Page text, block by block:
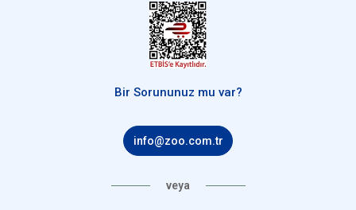
Bir Sorununuz mu var?
info@zoo.com.tr
veya